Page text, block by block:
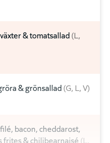
& tomatsallad L
& grönsallad G L V
bacon, cheddarost,
frites & chilibearnaisé L